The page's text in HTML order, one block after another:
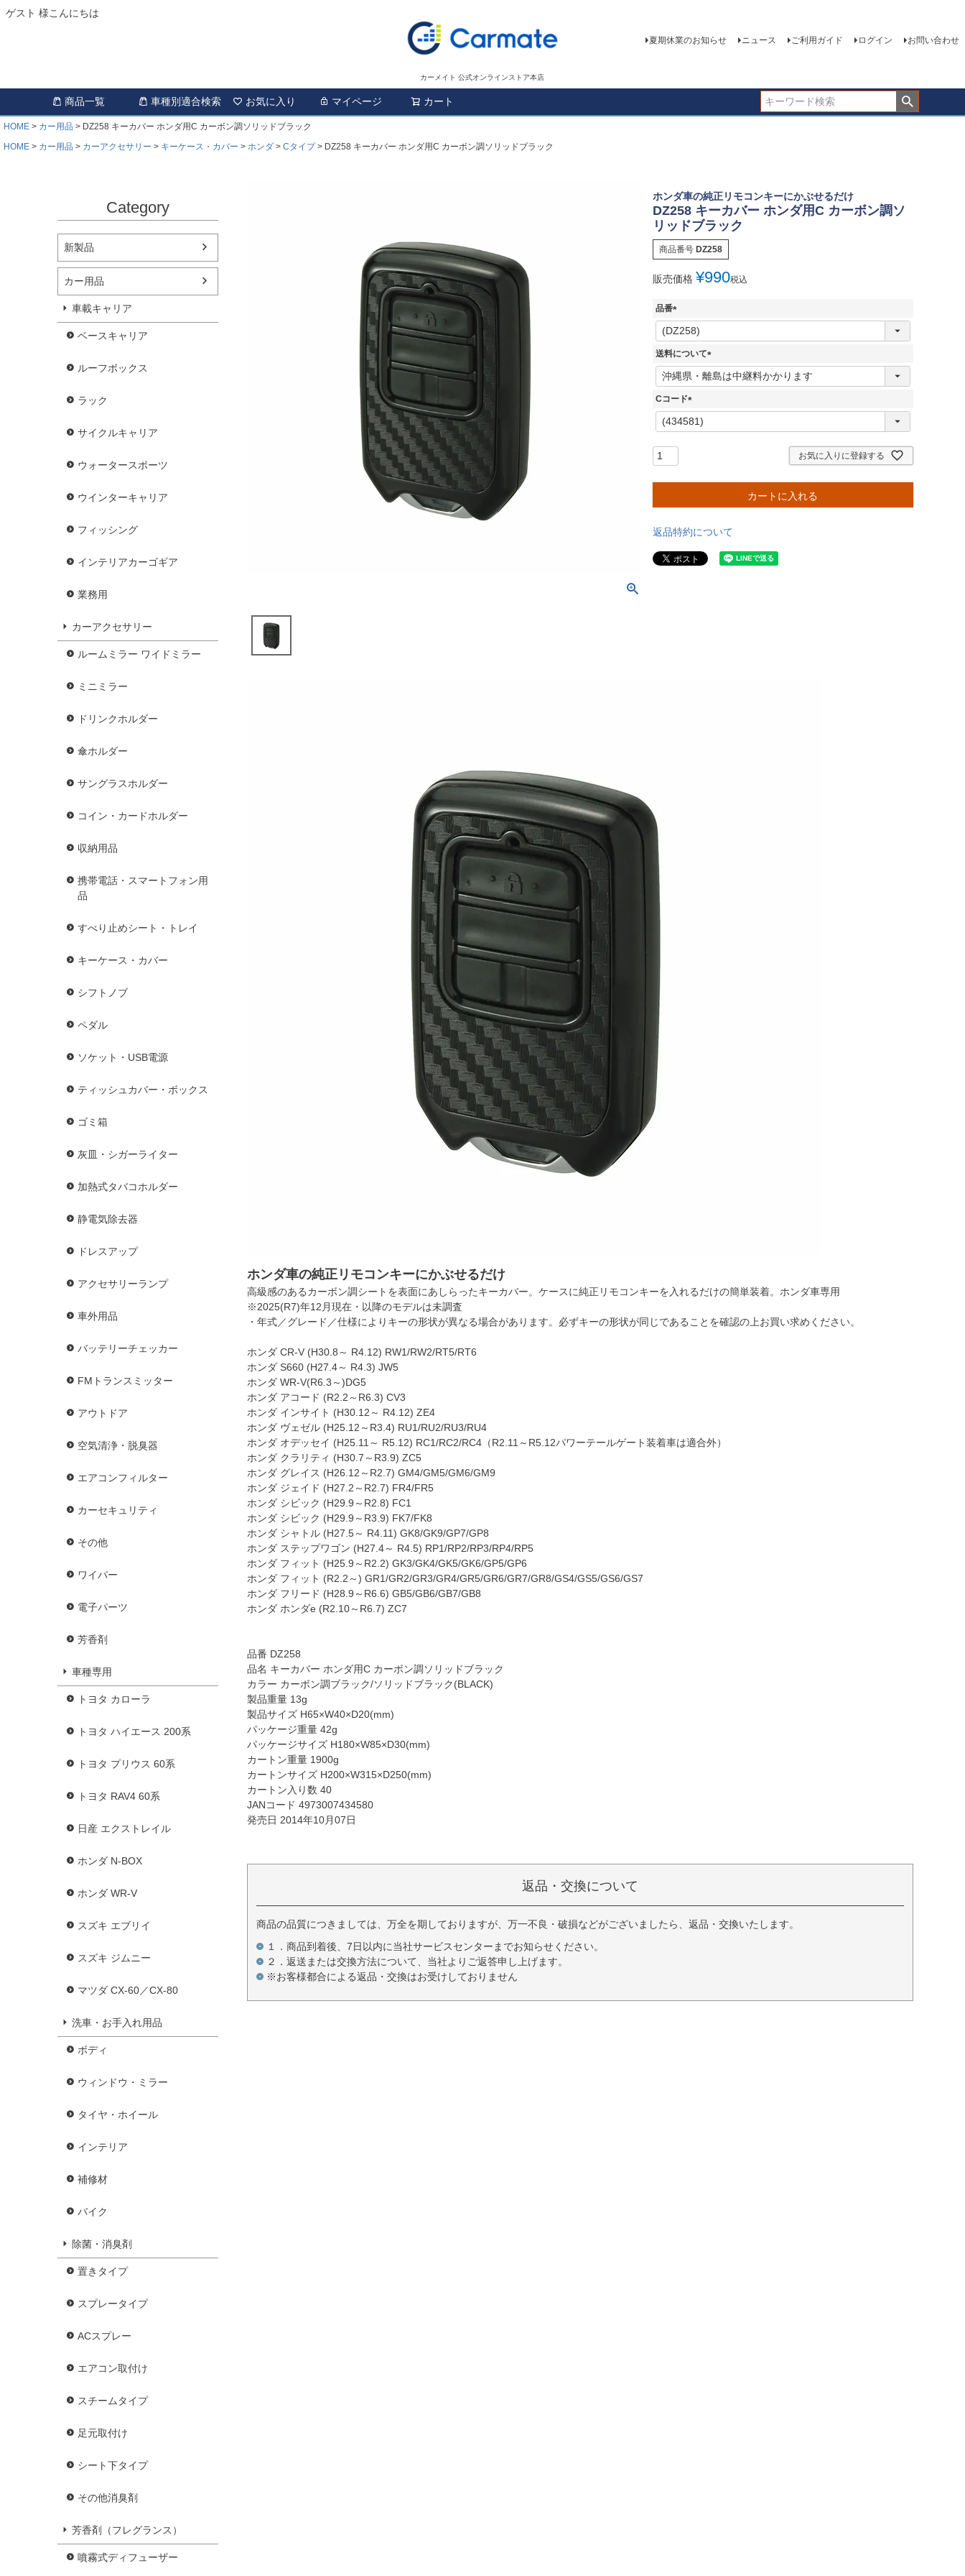
ゲスト 様こんにちは
カーメイト 公式オンラインストア本店
夏期休業のお知らせ ニュース ご利用ガイド ログイン お問い合わせ
商品一覧 車種別適合検索 お気に入り マイページ カート
HOME カー用品
DZ258 キーカバー ホンダ用C カーボン調ソリッドブラック
HOME
カー用品 カーアクセサリー キーケース・カバー ホンダ Cタイプ DZ258 キーカバー ホンダ用C カーボン調ソリッドブラック
Category
新製品
カー用品
車載キャリア
ベースキャリア
ルーフボックス
ラック
サイクルキャリア
ウォータースポーツ
ウインターキャリア
フィッシング
インテリアカーゴギア
業務用
カーアクセサリー
ルームミラー ワイドミラー
ミニミラー
ドリンクホルダー
傘ホルダー
サングラスホルダー
コイン・カードホルダー
収納用品
携帯電話・スマートフォン用
品
すべり止めシート・トレイ
キーケース・カバー
シフトノブ
ペダル
ソケット・USB電源
ティッシュカバー・ボックス
ゴミ箱
灰皿・シガーライター
加熱式タバコホルダー
静電気除去器
ドレスアップ
アクセサリーランプ
車外用品
バッテリーチェッカー
FMトランスミッター
アウトドア
空気清浄・脱臭器
エアコンフィルター
カーセキュリティ
その他
ワイパー
電子パーツ
芳香剤
車種専用
トヨタ カローラ
トヨタ ハイエース 200系
トヨタ プリウス 60系
トヨタ RAV4 60系
日産 エクストレイル
ホンダ N-BOX
ホンダ WR-V
スズキ エブリイ
スズキ ジムニー
マツダ CX-60／CX-80
洗車・お手入れ用品
ボディ
ウィンドウ・ミラー
タイヤ・ホイール
インテリア
補修材
バイク
除菌・消臭剤
置きタイプ
スプレータイプ
ACスプレー
エアコン取付け
スチームタイプ
足元取付け
シート下タイプ
その他消臭剤
芳香剤（フレグランス）
噴霧式ディフューザー
ホンダ車の純正リモコンキーにかぶせるだけ
DZ258 キーカバー ホンダ用C カーボン調ソ
リッドブラック
商品番号 DZ258
販売価格 ¥990税込
品番
(
必
須
送料について
(
必
Cコード
(
必
お気に入りに登録する
カートに入れる
返品特約について
ホンダ車の純正リモコンキーにかぶせるだけ
高級感のあるカーボン調シートを表面にあしらったキーカバー。ケースに純正リモコンキーを入れるだけの簡単装着。ホンダ車専用
※2025(R7)年12月現在・以降のモデルは未調査
・年式／グレード／仕様によりキーの形状が異なる場合があります。必ずキーの形状が同じであることを確認の上お買い求めください。
ホンダ CR-V (H30.8～ R4.12) RW1/RW2/RT5/RT6
ホンダ S660 (H27.4～ R4.3) JW5
ホンダ WR-V(R6.3～)DG5
ホンダ アコード (R2.2～R6.3) CV3
ホンダ インサイト (H30.12～ R4.12) ZE4
ホンダ ヴェゼル (H25.12～R3.4) RU1/RU2/RU3/RU4
ホンダ オデッセイ (H25.11～ R5.12) RC1/RC2/RC4（R2.11～R5.12パワーテールゲート装着車は適合外）
ホンダ クラリティ (H30.7～R3.9) ZC5
ホンダ グレイス (H26.12～R2.7) GM4/GM5/GM6/GM9
ホンダ ジェイド (H27.2～R2.7) FR4/FR5
ホンダ シビック (H29.9～R2.8) FC1
ホンダ シビック (H29.9～R3.9) FK7/FK8
ホンダ シャトル (H27.5～ R4.11) GK8/GK9/GP7/GP8
ホンダ ステップワゴン (H27.4～ R4.5) RP1/RP2/RP3/RP4/RP5
ホンダ フィット (H25.9～R2.2) GK3/GK4/GK5/GK6/GP5/GP6
ホンダ フィット (R2.2～) GR1/GR2/GR3/GR4/GR5/GR6/GR7/GR8/GS4/GS5/GS6/GS7
ホンダ フリード (H28.9～R6.6) GB5/GB6/GB7/GB8
ホンダ ホンダe (R2.10～R6.7) ZC7
品番 DZ258
品名 キーカバー ホンダ用C カーボン調ソリッドブラック
カラー カーボン調ブラック/ソリッドブラック(BLACK)
製品重量 13g
製品サイズ H65×W40×D20(mm)
パッケージ重量 42g
パッケージサイズ H180×W85×D30(mm)
カートン重量 1900g
カートンサイズ H200×W315×D250(mm)
カートン入り数 40
JANコード 4973007434580
発売日 2014年10月07日
返品・交換について
商品の品質につきましては、万全を期しておりますが、万一不良・破損などがございましたら、返品・交換いたします。
１．商品到着後、7日以内に当社サービスセンターまでお知らせください。
２．返送または交換方法について、当社よりご返答申し上げます。
※お客様都合による返品・交換はお受けしておりません